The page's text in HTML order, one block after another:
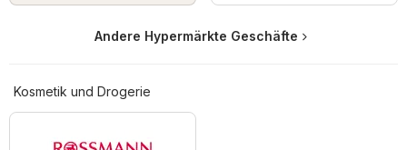
Andere Hypermärkte Geschäfte
Kosmetik und Drogerie